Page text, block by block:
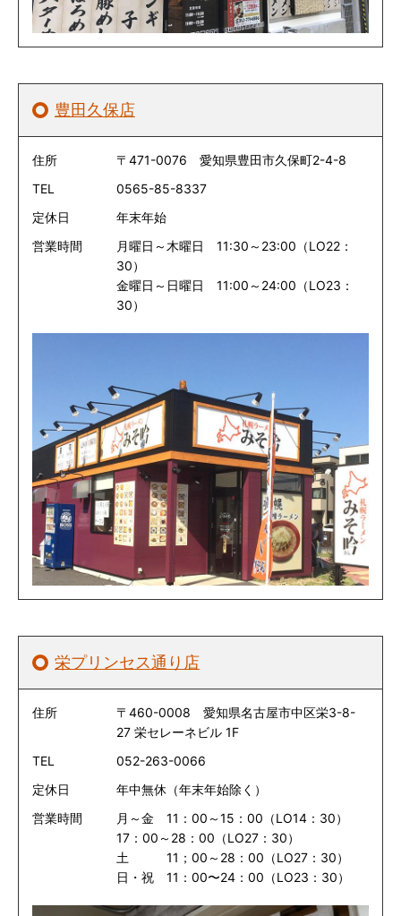
豊田久保店
住所
〒471-0076 愛知県豊田市久保町2-4-8
TEL
0565-85-8337
定休日
年末年始
営業時間
月曜日～木曜日 11:30～23:00（LO22：
30）
金曜日～日曜日 11:00～24:00（LO23：
30）
栄プリンセス通り店
住所
〒460-0008 愛知県名古屋市中区栄3-8-
27 栄セレーネビル 1F
TEL
052-263-0066
定休日
年中無休（年末年始除く）
営業時間
月～金 11：00～15：00（LO14：30）
17：00～28：00（LO27：30）
土 11；00～28：00（LO27：30）
日・祝 11：00〜24：00（LO23：30）